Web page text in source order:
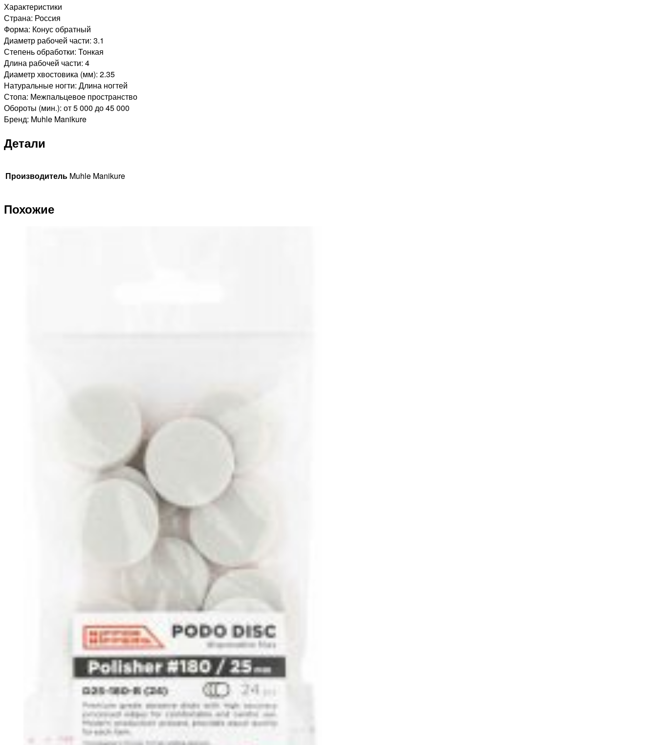
Характеристики
Страна: Россия
Форма: Конус обратный
Диаметр рабочей части: 3.1
Степень обработки: Тонкая
Длина рабочей части: 4
Диаметр хвостовика (мм): 2.35
Натуральные ногти: Длина ногтей
Стопа: Межпальцевое пространство
Обороты (мин.): от 5 000 до 45 000
Бренд: Muhle Manikure
Детали
Производитель Muhle Manikure
Похожие